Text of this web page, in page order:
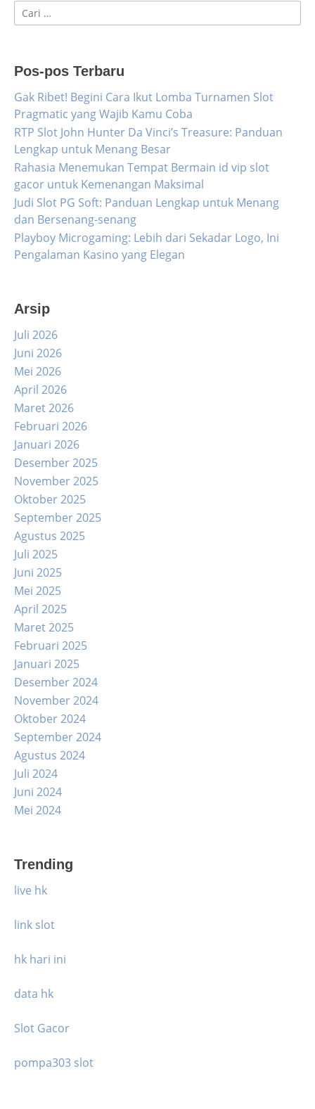
Cari
untuk:
Pos-pos Terbaru
Gak Ribet! Begini Cara Ikut Lomba Turnamen Slot
Pragmatic yang Wajib Kamu Coba
RTP Slot John Hunter Da Vinci’s Treasure: Panduan
Lengkap untuk Menang Besar
Rahasia Menemukan Tempat Bermain id vip slot
gacor untuk Kemenangan Maksimal
Judi Slot PG Soft: Panduan Lengkap untuk Menang
dan Bersenang-senang
Playboy Microgaming: Lebih dari Sekadar Logo, Ini
Pengalaman Kasino yang Elegan
Arsip
Juli 2026
Juni 2026
Mei 2026
April 2026
Maret 2026
Februari 2026
Januari 2026
Desember 2025
November 2025
Oktober 2025
September 2025
Agustus 2025
Juli 2025
Juni 2025
Mei 2025
April 2025
Maret 2025
Februari 2025
Januari 2025
Desember 2024
November 2024
Oktober 2024
September 2024
Agustus 2024
Juli 2024
Juni 2024
Mei 2024
Trending
live hk
link slot
hk hari ini
data hk
Slot Gacor
pompa303 slot